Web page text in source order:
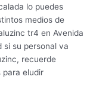
lo puedes
medios de
tr4 en Avenida
si su personal va
recuerde
para eludir